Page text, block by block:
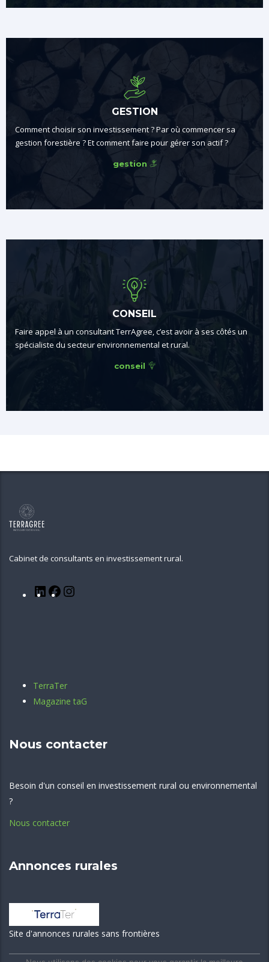
GESTION
Comment choisir son investissement ? Par où commencer sa
gestion forestière ? Et comment faire pour gérer son actif ?
gestion
CONSEIL
Faire appel à un consultant TerrAgree, c’est avoir à ses côtés un
spécialiste du secteur environnemental et rural.
conseil
Cabinet de consultants en investissement rural.
TerraTer
Magazine taG
Nous contacter
Besoin d'un conseil en investissement rural ou environnemental
?
Nous contacter
Annonces rurales
Site d'annonces rurales sans frontières